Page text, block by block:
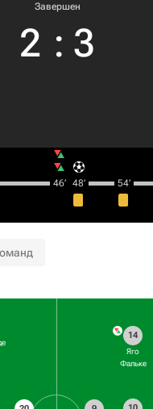
Завершен
2 : 3
46‎’‎ 48‎’‎ 54‎’‎
14
Яго
Фальке